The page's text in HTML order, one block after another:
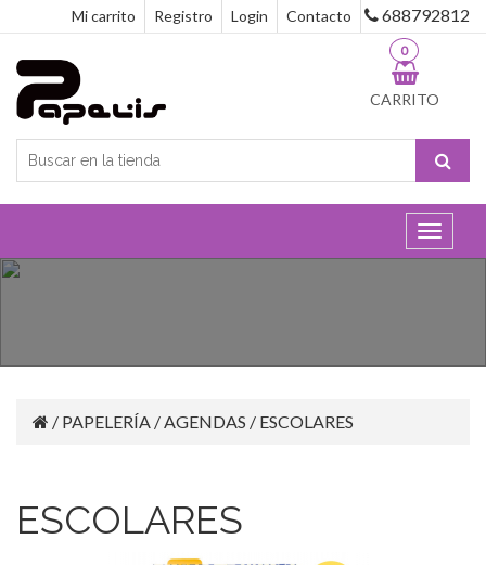
Mi carrito Registro Login Contacto 688792812
CARRITO
0
Toggle
/ PAPELERÍA /AGENDAS / ESCOLARES
ESCOLARES